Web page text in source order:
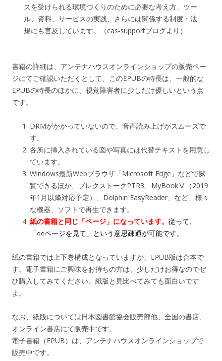
スを受けられる環境づくりのために必要な考え方、ツー
ル、資料、サービスの実践、さらには関係する制度・法
規にも言及しています。（cas-supportブログより）
書籍の詳細は、アンテナハウスオンラインショップの販売ペー
ジにてご確認いただくとして、このEPUBの特長は、一般的な
EPUBの特長のほかに、視覚障害者に少しだけ優しいという点
です。
DRMがかかっていないので、音声読み上げがスムーズで
す。
各所に挿入されている図や写真には代替テキストを用意し
ています。
Windows最新Webブラウザ「Microsoft Edge」などで閲
覧できるほか、プレクストークPTR3、MyBookⅤ（2019
年1月以降対応予定）、Dolphin EasyReader、など、様々
な機器、ソフトで再生できます。
紙の書籍と同じ「ページ」になっています。 従って、
「○○ページを見て」という意思疎通が可能です。
紙の書籍では上下巻構成となっていますが、EPUB版は合本で
す。電子書籍にご興味をお持ちの方は、少しだけお得なのでぜ
ひ購入してみてください。紙版と見比べてみても面白いです
よ。
なお、紙版については日本図書館協会販売部他、全国の書店、
オンライン書店にて販売中です。
電子書籍（EPUB）は、アンテナハウスオンラインショップで
販売中です。